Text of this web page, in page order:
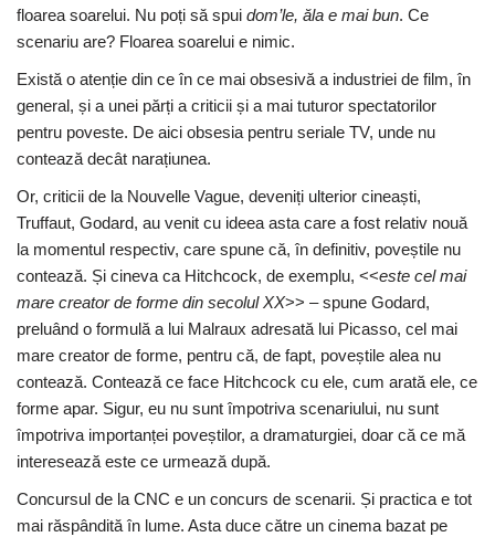
floarea soarelui. Nu poți să spui dom’le, ăla e mai bun. Ce
scenariu are? Floarea soarelui e nimic.
Există o atenție din ce în ce mai obsesivă a industriei de film, în
general, și a unei părți a criticii și a mai tuturor spectatorilor
pentru poveste. De aici obsesia pentru seriale TV, unde nu
contează decât narațiunea.
Or, criticii de la Nouvelle Vague, deveniți ulterior cineaști,
Truffaut, Godard, au venit cu ideea asta care a fost relativ nouă
la momentul respectiv, care spune că, în definitiv, poveștile nu
contează. Și cineva ca Hitchcock, de exemplu, <<este cel mai
mare creator de forme din secolul XX>> – spune Godard,
preluând o formulă a lui Malraux adresată lui Picasso, cel mai
mare creator de forme, pentru că, de fapt, poveștile alea nu
contează. Contează ce face Hitchcock cu ele, cum arată ele, ce
forme apar. Sigur, eu nu sunt împotriva scenariului, nu sunt
împotriva importanței poveștilor, a dramaturgiei, doar că ce mă
interesează este ce urmează după.
Concursul de la CNC e un concurs de scenarii. Și practica e tot
mai răspândită în lume. Asta duce către un cinema bazat pe